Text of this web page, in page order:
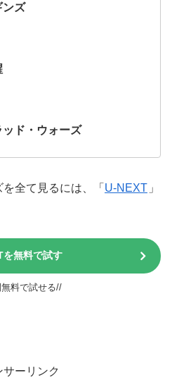
ンズ
ド・ウォーズ
全て見るには、「 U-NEXT 」
を無料で試す
料で試せる//
サーリンク